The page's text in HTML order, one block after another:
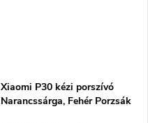
Xiaomi P30 kézi porszívó
Narancssárga, Fehér Porzsák